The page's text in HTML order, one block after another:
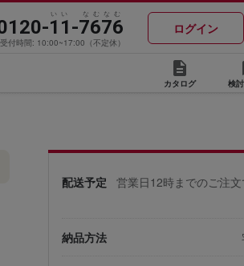
いい なむなむ
11-7676
受付時間: 10:00~17:00（不定休）
ログイン
カタログ
検
配送予定
営業日12時までのご注文
納品方法